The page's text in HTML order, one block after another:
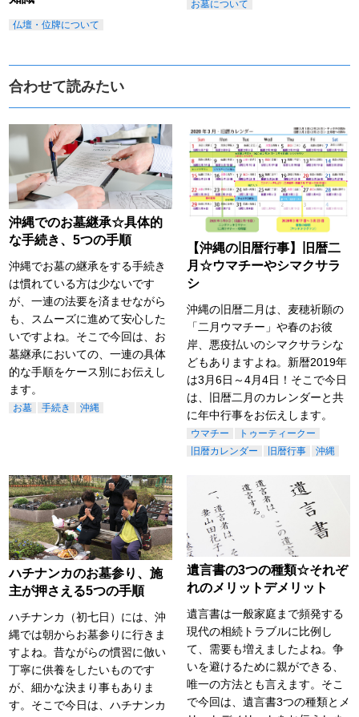
仏壇・位牌について
お墓について
合わせて読みたい
沖縄でのお墓継承☆具体的
な手続き、5つの手順
沖縄でお墓の継承をする手続き
は慣れている方は少ないです
が、一連の法要を済ませながら
も、スムーズに進めて安心した
いですよね。そこで今回は、お
墓継承においての、一連の具体
的な手順をケース別にお伝えし
ます。
お墓 手続き 沖縄
【沖縄の旧暦行事】旧暦二
月☆ウマチーやシマクサラ
シ
沖縄の旧暦二月は、麦穂祈願の
「二月ウマチー」や春のお彼
岸、悪疫払いのシマクサラシな
どもありますよね。新暦2019年
は3月6日～4月4日！そこで今日
は、旧暦二月のカレンダーと共
に年中行事をお伝えします。
ウマチー
トゥーティークー
旧暦カレンダー
旧暦行事 沖縄
ハチナンカのお墓参り、施
主が押さえる5つの手順
ハチナンカ（初七日）には、沖
縄では朝からお墓参りに行きま
すよね。昔ながらの慣習に倣い
丁寧に供養をしたいものです
が、細かな決まり事もありま
す。そこで今日は、ハチナンカ
遺言書の3つの種類☆それぞ
れのメリットデメリット
遺言書は一般家庭まで頻発する
現代の相続トラブルに比例し
て、需要も増えましたよね。争
いを避けるために親ができる、
唯一の方法とも言えます。そこ
で今回は、遺言書3つの種類とメ